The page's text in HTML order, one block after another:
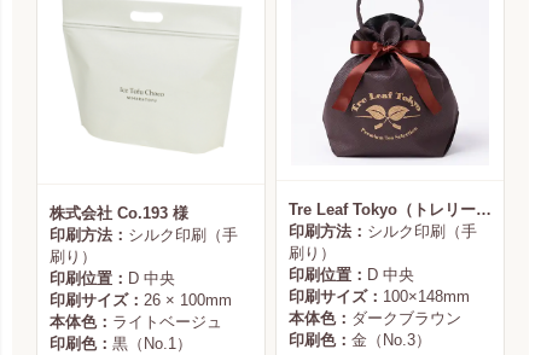
株式会社 Co.193 様
印刷方法： シルク印刷（手
刷り）
印刷位置： D 中央
印刷サイズ： 26 × 100mm
本体色： ライトベージュ
印刷色： 黒（No.1）
Tre Leaf Tokyo（トレリーフ東京） 様
印刷方法： シルク印刷（手
刷り）
印刷位置： D 中央
印刷サイズ： 100×148mm
本体色： ダークブラウン
印刷色： 金（No.3）